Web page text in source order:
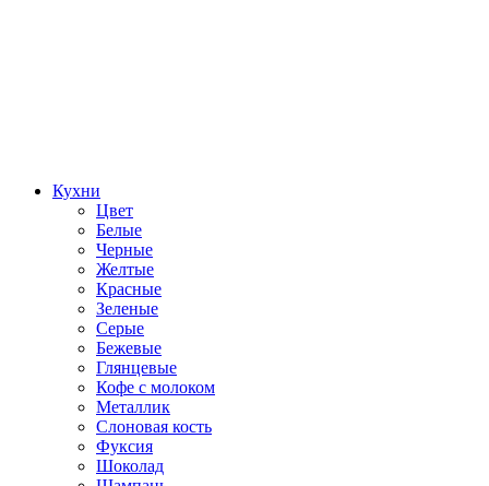
Кухни
Цвет
Белые
Черные
Желтые
Красные
Зеленые
Серые
Бежевые
Глянцевые
Кофе с молоком
Металлик
Слоновая кость
Фуксия
Шоколад